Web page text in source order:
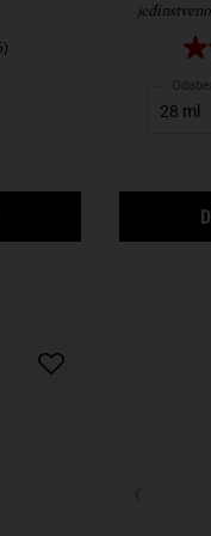
ULTIMATE BRUSHLESS